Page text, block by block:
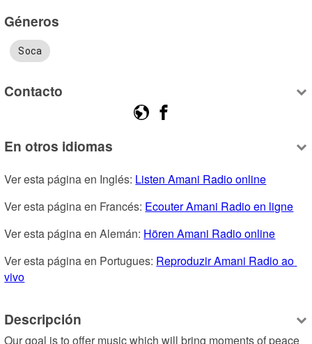
Géneros
Soca
Contacto
En otros idiomas
Ver esta página en Inglés: Listen Amani Radio online
Ver esta página en Francés: Ecouter Amani Radio en ligne
Ver esta página en Alemán: Hören Amani Radio online
Ver esta página en Portugues: Reproduzir Amani Radio ao
vivo
Descripción
Our goal is to offer music which will bring moments of peace